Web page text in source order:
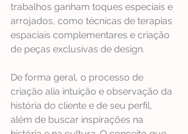
trabalhos ganham toques especiais e
arrojados, como técnicas de terapias
espaciais complementares e criação
de peças exclusivas de design.
De forma geral, o processo de
criação alia intuição e observação da
história do cliente e de seu perfil,
além de buscar inspirações na